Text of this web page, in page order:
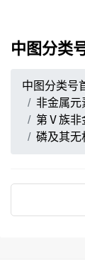
中图分类
中图分类号
非金属元
第Ⅴ族非
磷及其无